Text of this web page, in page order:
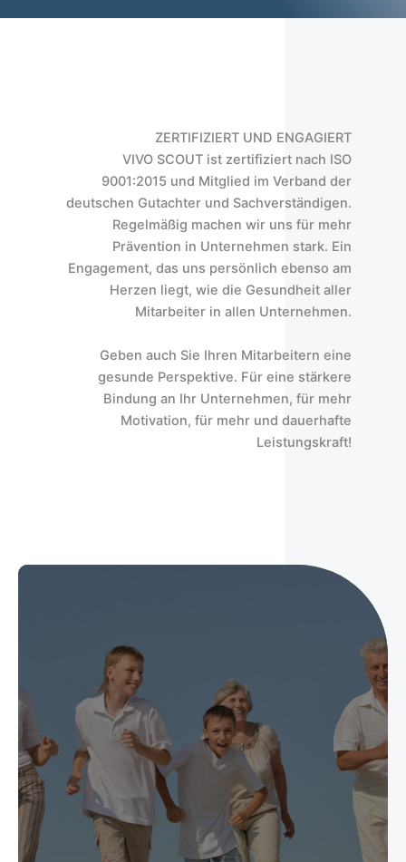
ZERTIFIZIERT UND ENGAGIERT
VIVO SCOUT ist zertifiziert nach ISO
9001:2015 und Mitglied im Verband der
deutschen Gutachter und Sachverständigen.
Regelmäßig machen wir uns für mehr
Prävention in Unternehmen stark. Ein
Engagement, das uns persönlich ebenso am
Herzen liegt, wie die Gesundheit aller
Mitarbeiter in allen Unternehmen.
Geben auch Sie Ihren Mitarbeitern eine
gesunde Perspektive. Für eine stärkere
Bindung an Ihr Unternehmen, für mehr
Motivation, für mehr und dauerhafte
Leistungskraft!